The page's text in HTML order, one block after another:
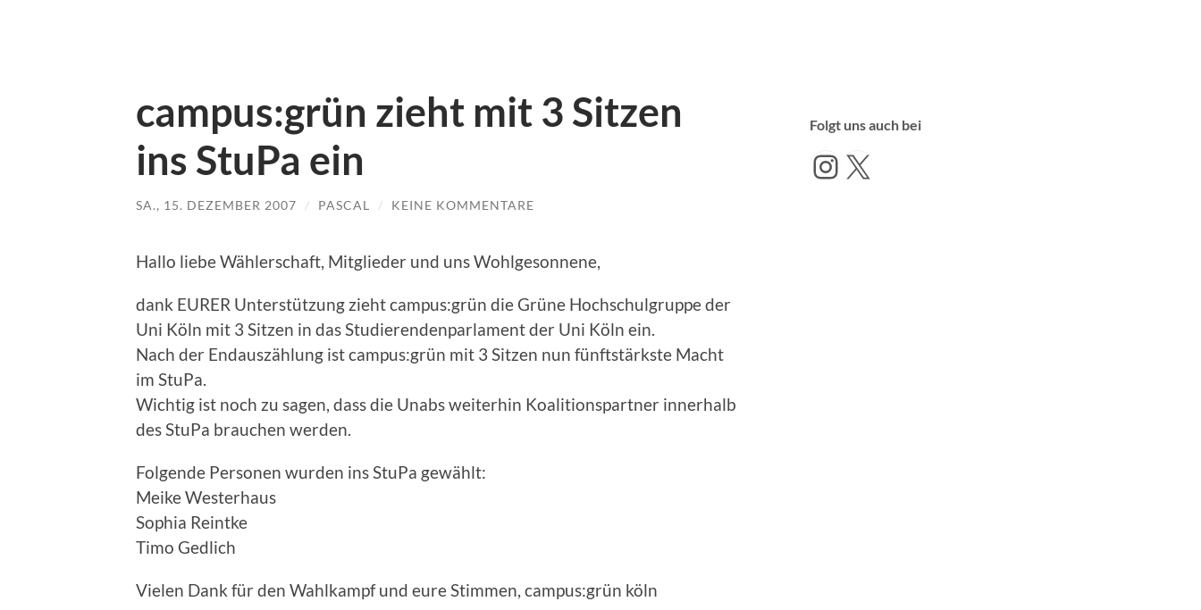
campus:grün zieht mit 3 Sitzen
ins StuPa ein
SA., 15. DEZEMBER 2007 / PASCAL / KEINE KOMMENTARE
Hallo liebe Wählerschaft, Mitglieder und uns Wohlgesonnene,
dank EURER Unterstützung zieht campus:grün die Grüne Hochschulgruppe der
Uni Köln mit 3 Sitzen in das Studierendenparlament der Uni Köln ein.
Nach der Endauszählung ist campus:grün mit 3 Sitzen nun fünftstärkste Macht
im StuPa.
Wichtig ist noch zu sagen, dass die Unabs weiterhin Koalitionspartner innerhalb
des StuPa brauchen werden.
Folgende Personen wurden ins StuPa gewählt:
Meike Westerhaus
Sophia Reintke
Timo Gedlich
Vielen Dank für den Wahlkampf und eure Stimmen, campus:grün köln
Folgt uns auch bei
Instagram
X